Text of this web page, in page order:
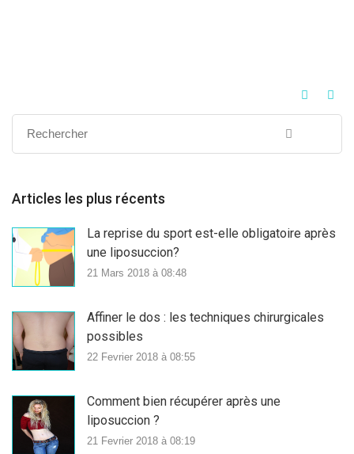
Articles les plus récents
La reprise du sport est-elle obligatoire après
une liposuccion?
21 Mars 2018 à 08:48
Affiner le dos : les techniques chirurgicales
possibles
22 Fevrier 2018 à 08:55
Comment bien récupérer après une
liposuccion ?
21 Fevrier 2018 à 08:19